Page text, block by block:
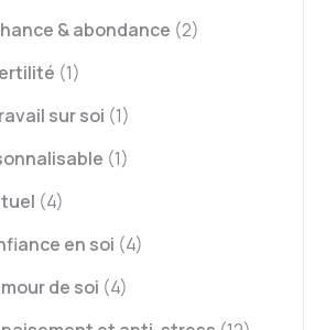
& abondance (2)
(1)
sur soi (1)
(1)
(4)
en soi (4)
de soi (4)